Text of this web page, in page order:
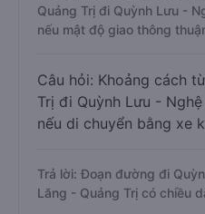
Quảng Trị đi Quỳnh Lưu -
nếu mật độ giao thông
Câu hỏi: Khoảng cách
Trị đi Quỳnh Lưu -
nếu di chuyển bằng xe
Trả lời: Đoạn đường đi
Lăng - Quảng Trị có chiều